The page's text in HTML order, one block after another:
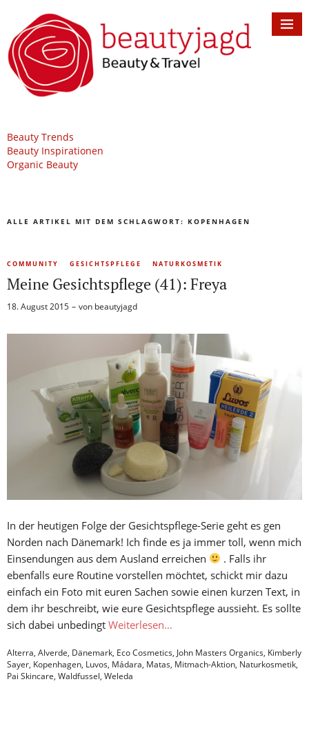
Beauty Trends
Beauty Inspirationen
Organic Beauty
ALLE ARTIKEL MIT DEM SCHLAGWORT: KOPENHAGEN
COMMUNITY GESICHTSPFLEGE NATURKOSMETIK
Meine Gesichtspflege (41): Freya
18. August 2015 von beautyjagd
In der heutigen Folge der Gesichtspflege-Serie geht es gen
Norden nach Dänemark! Ich finde es ja immer toll, wenn mich
Einsendungen aus dem Ausland erreichen
. Falls ihr
ebenfalls eure Routine vorstellen möchtet, schickt mir dazu
einfach ein Foto mit euren Sachen sowie einen kurzen Text, in
dem ihr beschreibt, wie eure Gesichtspflege aussieht. Es sollte
sich dabei unbedingt Weiterlesen…
Alterra, Alverde, Dänemark, Eco Cosmetics, John Masters Organics, Kimberly
Sayer, Kopenhagen, Luvos, Mádara, Matas, Mitmach-Aktion, Naturkosmetik,
Pai Skincare, Waldfussel, Weleda